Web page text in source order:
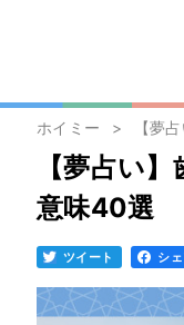
ホイミー 【夢
【夢占い
意味40選
ツイート シ